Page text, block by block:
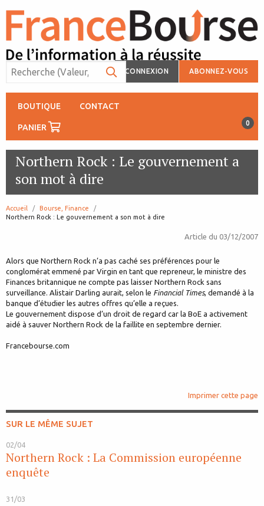
CONNEXION ABONNEZ-VOUS
BOUTIQUE CONTACT
PANIER 0
Northern Rock : Le gouvernement a
son mot à dire
Accueil
Bourse, Finance
page:
Northern Rock : Le gouvernement a son mot à dire
Article du 03/12/2007
Alors que Northern Rock n’a pas caché ses préférences pour le
conglomérat emmené par Virgin en tant que repreneur, le ministre des
Finances britannique ne compte pas laisser Northern Rock sans
surveillance. Alistair Darling aurait, selon le Financial Times, demandé à la
banque d’étudier les autres offres qu’elle a reçues.
Le gouvernement dispose d’un droit de regard car la BoE a activement
aidé à sauver Northern Rock de la faillite en septembre dernier.
Francebourse.com
Imprimer cette page
SUR LE MÊME SUJET
02/04
Northern Rock : La Commission européenne
enquête
31/03